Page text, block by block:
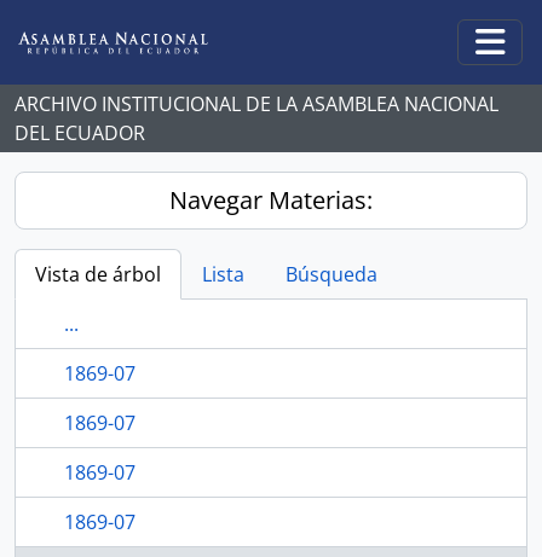
ARCHIVO INSTITUCIONAL DE LA ASAMBLEA NACIONAL
DEL ECUADOR
Navegar Materias:
Vista de árbol Lista
Búsqueda
...
1869-07
1869-07
1869-07
1869-07